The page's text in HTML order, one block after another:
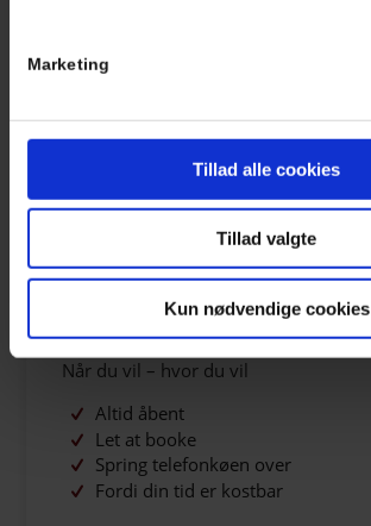
Marketing
Tillad alle cookies
Tillad valgte
Kun nødvendige cookies
BOOK ONLINE
Når du vil – hvor du vil
Altid åbent
Let at booke
Spring telefonkøen over
Fordi din tid er kostbar